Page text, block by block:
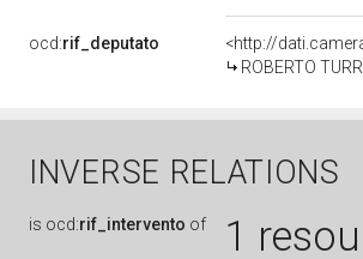
ocd:rif_deputato
<http://
ROBERTO
INVERSE RELATIONS
is ocd:rif_intervento of 1